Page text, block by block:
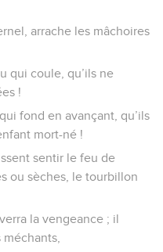
arrache les mâchoires
qui coule, qu’ils ne
!
fond en avançant, qu’ils
mort-né !
sentir le feu de
ou sèches, le tourbillon
la vengeance ; il